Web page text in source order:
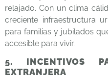
relajado. Con un clima
creciente infraestructura
para familias y jubilados
accesible para vivir.
5. INCENTIVOS
EXTRANJERA